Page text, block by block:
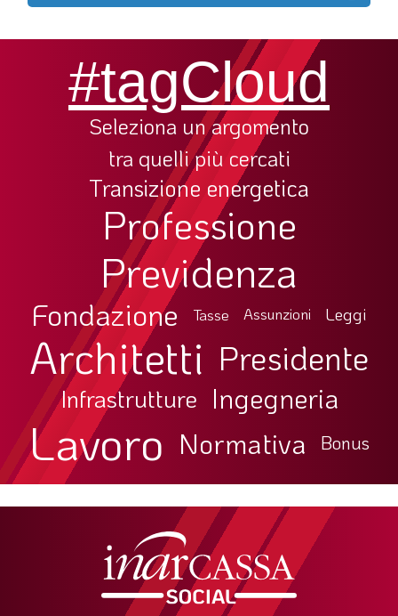
#tagCloud
Seleziona un argomento
tra quelli più cercati
Transizione energetica
Professione
Previdenza
Fondazione Tasse Assunzioni Leggi
Architetti Presidente
Infrastrutture Ingegneria
Lavoro Normativa Bonus